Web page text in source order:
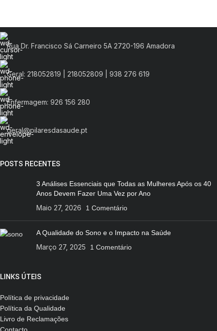
Rua Dr. Francisco Sá Carneiro 5A 2720-196 Amadora
Geral: 218052819 | 218052809 | 938 276 619
Enfermagem: 926 156 280
geral@pilaresdasaude.pt
POSTS RECENTES
3 Análises Essenciais que Todas as Mulheres Após os 40
Anos Devem Fazer Uma Vez por Ano
Maio 27, 2026 1 Comentário
A Qualidade do Sono e o Impacto na Saúde
Março 27, 2025 1 Comentário
LINKS ÚTEIS
Política de privacidade
Política da Qualidade
Livro de Reclamações